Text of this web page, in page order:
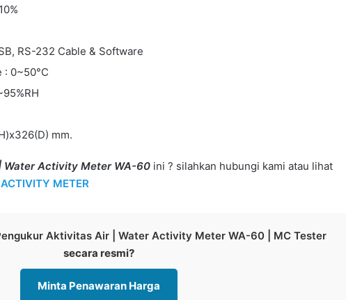
RS-232 Cable & Software
: 0~50°C
mm.
Water Activity Meter WA-60 ini ? silahkan hubungi kami atau lihat
METER
Aktivitas Air | Water Activity Meter WA-60 | MC Tester
secara resmi?
Minta Penawaran Harga